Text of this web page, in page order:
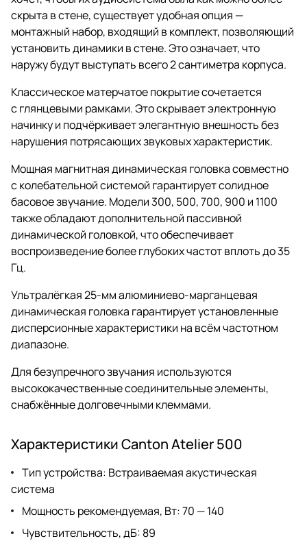
скрыта в стене, существует удобная опция —
монтажный набор, входящий в комплект, позволяющий
установить динамики в стене. Это означает, что
наружу будут выступать всего 2 сантиметра корпуса.
Классическое матерчатое покрытие сочетается
с глянцевыми рамками. Это скрывает электронную
начинку и подчёркивает элегантную внешность без
нарушения потрясающих звуковых характеристик.
Мощная магнитная динамическая головка совместно
с колебательной системой гарантирует солидное
басовое звучание. Модели 300, 500, 700, 900 и 1100
также обладают дополнительной пассивной
динамической головкой, что обеспечивает
воспроизведение более глубоких частот вплоть до 35
Гц.
Ультралёгкая 25-мм алюминиево-марганцевая
динамическая головка гарантирует установленные
дисперсионные характеристики на всём частотном
диапазоне.
Для безупречного звучания используются
высококачественные соединительные элементы,
снабжённые долговечными клеммами.
Характеристики Canton Atelier 500
Тип устройства: Встраиваемая акустическая
система
Мощность рекомендуемая, Вт: 70 — 140
Чувствительность, дБ: 89